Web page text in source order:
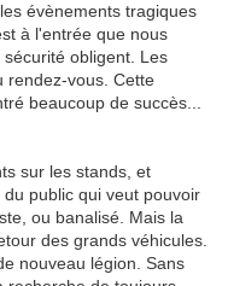
évènements tragiques
à l'entrée que nous
obligent. Les
rendez-vous. Cette
beaucoup de succès...
sur les stands, et
public qui veut pouvoir
ou banalisé. Mais la
des grands véhicules.
nouveau légion. Sans